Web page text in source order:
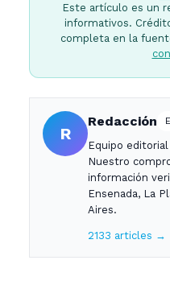
Este artículo es un
informativos.
completa en la
R
Redacción
Equipo
Nuestro
información
Ensenada, La
Aires.
2133 articles →